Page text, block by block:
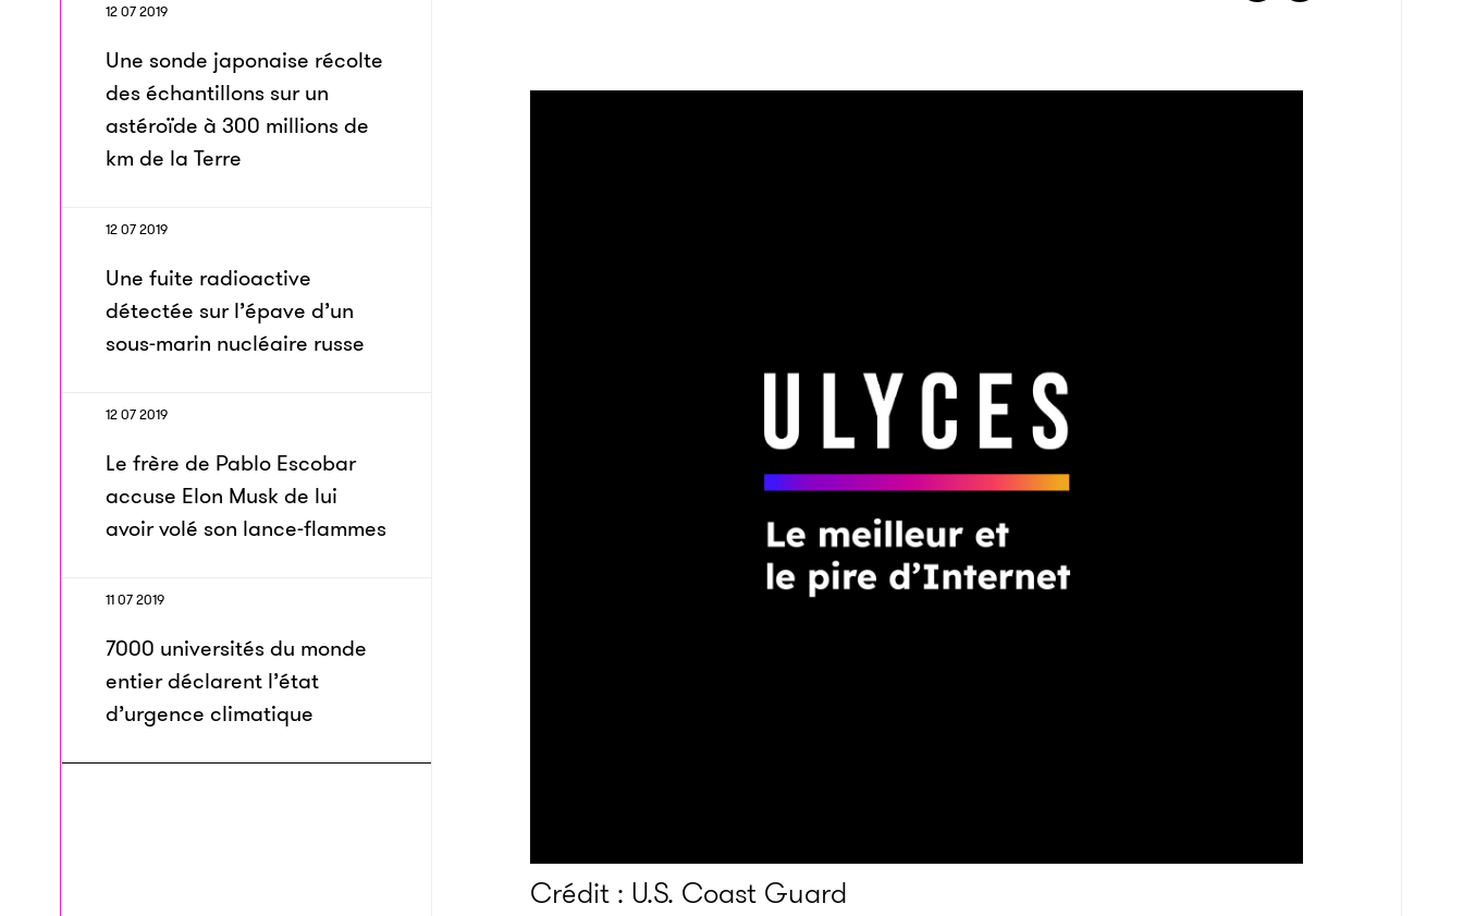
12 07 2019
Une sonde japonaise récolte
des échantillons sur un
astéroïde à 300 millions de
km de la Terre
12 07 2019
Une fuite radioactive
détectée sur l’épave d’un
sous-marin nucléaire russe
12 07 2019
Le frère de Pablo Escobar
accuse Elon Musk de lui
avoir volé son lance-flammes
11 07 2019
7000 universités du monde
entier déclarent l’état
d’urgence climatique
Crédit : U.S. Coast Guard